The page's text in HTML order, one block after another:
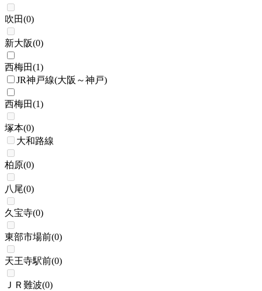
吹田(0)
新大阪(0)
西梅田(1)
JR神戸線(大阪～神戸)
西梅田(1)
塚本(0)
大和路線
柏原(0)
八尾(0)
久宝寺(0)
東部市場前(0)
天王寺駅前(0)
ＪＲ難波(0)